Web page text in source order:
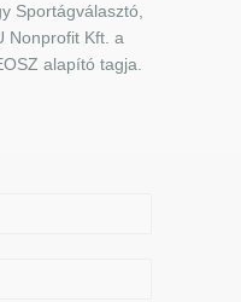
Sportágválasztó,
Nonprofit Kft. a
alapító tagja.